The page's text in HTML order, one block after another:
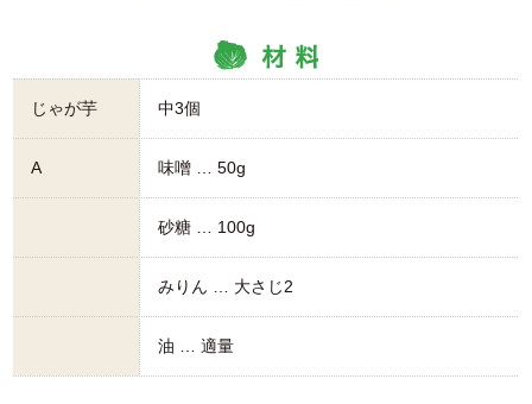
じゃが芋 中3個
A 味噌 … 50g
砂糖 … 100g
みりん … 大さじ2
油 … 適量